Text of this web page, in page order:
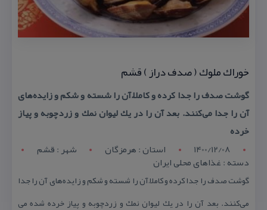
خوراك ملوك ( صدف دراز ) قشم
گوشت صدف را جدا كرده و كاملاً آن را شسته و شكم و زایده‌های
آن را جدا می‌كنند. بعد آن را در یك لیوان نمك و زردچوبه و پیاز
خرده
1400/12/08
استان : هرمزگان شهر : قشم
دسته : غذاهای محلی ایران
گوشت صدف را جدا كرده و كاملاً آن را شسته و شكم و زایده‌های آن را جدا
می‌كنند. بعد آن را در یك لیوان نمك و زردچوبه و پیاز خرده شده می‌